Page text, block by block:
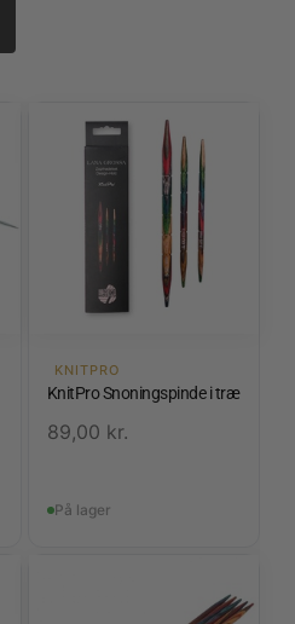
KNITPRO
KnitPro Snoningspinde i træ
89,00 kr.
På lager